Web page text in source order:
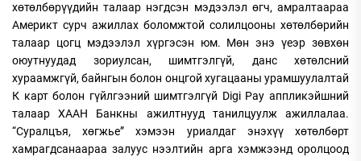
хөтөлбөрүүдийн талаар нэгдсэн мэдээлэл өгч, амралтаараа
Америкт сурч ажиллах боломжтой солилцооны хөтөлбөрийн
талаар цогц мэдээлэл хүргэсэн юм. Мөн энэ үеэр зөвхөн
оюутнуудад зориулсан, шимтгэлгүй, данс хөтөлсний
хураамжгүй, байнгын болон онцгой хугацааны урамшуулалтай
К карт болон гүйлгээний шимтгэлгүй Digi Pay аппликэйшний
талаар ХААН Банкны ажилтнууд танилцуулж ажиллалаа.
“Суралцъя, хөгжье” хэмээн уриалдаг энэхүү хөтөлбөрт
хамрагдсанаараа залуус нээлтийн арга хэмжээнд оролцоод